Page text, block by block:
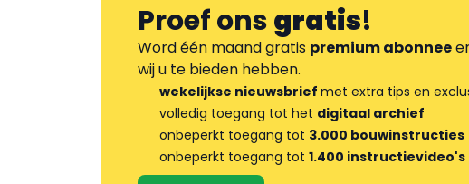
Proef onsgratis!
Word één maand gratis premium abonnee
wij u te bieden hebben.
wekelijkse nieuwsbrief met extra tips en
volledig toegang tot het digitaal archief
onbeperkt toegang tot 3.000 bouwinstructies
onbeperkt toegang tot 1.400 instructievideo's